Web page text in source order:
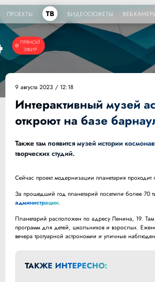
ПРОЕКТЫ ТВ ВИДЕОСЮЖЕТЫ ВЕБ-
ПРЯМОЙ
ЭФИР
9 августа 2023 / 12:18
Интерактивный музей
откроют на базе
Также там появится музей истории
творческих студий.
Сейчас проект модернизации планетария проходит
За прошедший год планетарий посетили более 70
администрации.
Планетарий расположен по адресу Ленина, 19. Там
программ для детей, школьников и взрослых.
вечера тротуарной астрономии и уличные
ТАКЖЕ ИНТЕРЕСНО: